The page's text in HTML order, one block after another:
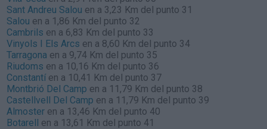
Sant Andreu Salou en a 3,23 Km del punto 31
Salou en a 1,86 Km del punto 32
Cambrils en a 6,83 Km del punto 33
Vinyols I Els Arcs en a 8,60 Km del punto 34
Tarragona en a 9,74 Km del punto 35
Riudoms en a 10,16 Km del punto 36
Constantí en a 10,41 Km del punto 37
Montbrió Del Camp en a 11,79 Km del punto 38
Castellvell Del Camp en a 11,79 Km del punto 39
Almoster en a 13,46 Km del punto 40
Botarell en a 13,61 Km del punto 41